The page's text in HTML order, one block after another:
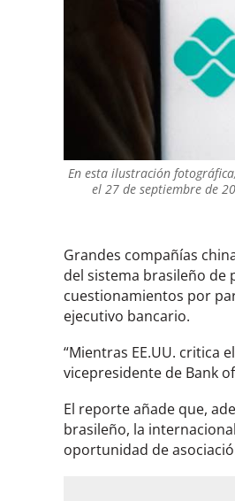
En esta ilustración
el 27 de septiembre de
Grandes compañías
del sistema brasileño de
cuestionamientos por
ejecutivo bancario.
“Mientras EE.UU. critica
vicepresidente de Bank
El reporte añade que,
brasileño, la
oportunidad de